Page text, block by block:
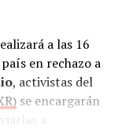
a las 16
en rechazo a
, activistas del
se encargarán
a